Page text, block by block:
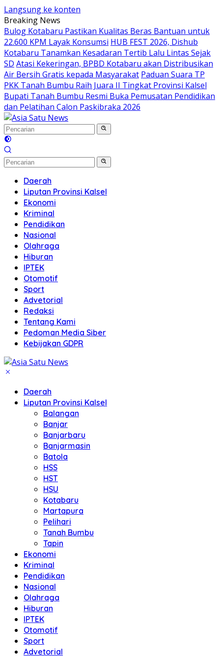
Langsung ke konten
Breaking News
Bulog Kotabaru Pastikan Kualitas Beras Bantuan untuk
22.600 KPM Layak Konsumsi HUB FEST 2026, Dishub
Kotabaru Tanamkan Kesadaran Tertib Lalu Lintas Sejak
SD Atasi Kekeringan, BPBD Kotabaru akan Distribusikan
Air Bersih Gratis kepada Masyarakat Paduan Suara TP
PKK Tanah Bumbu Raih Juara II Tingkat Provinsi Kalsel
Bupati Tanah Bumbu Resmi Buka Pemusatan Pendidikan
dan Pelatihan Calon Paskibraka 2026
Daerah
Liputan Provinsi Kalsel
Ekonomi
Kriminal
Pendidikan
Nasional
Olahraga
Hiburan
IPTEK
Otomotif
Sport
Advetorial
Redaksi
Tentang Kami
Pedoman Media Siber
Kebijakan GDPR
Daerah
Liputan Provinsi Kalsel
Balangan
Banjar
Banjarbaru
Banjarmasin
Batola
HSS
HST
HSU
Kotabaru
Martapura
Pelihari
Tanah Bumbu
Tapin
Ekonomi
Kriminal
Pendidikan
Nasional
Olahraga
Hiburan
IPTEK
Otomotif
Sport
Advetorial